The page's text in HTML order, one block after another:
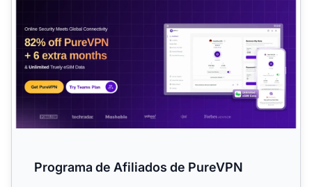
Programa de Afiliados de PureVPN